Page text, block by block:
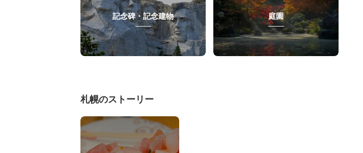
記念碑・記念建物 庭園
札幌のストーリー